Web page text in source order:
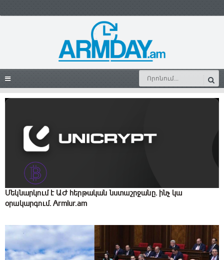
Մեկնարկում է ԱԺ հերթական նստաշրջանը. ինչ կա
օրակարգում. Armlur.am